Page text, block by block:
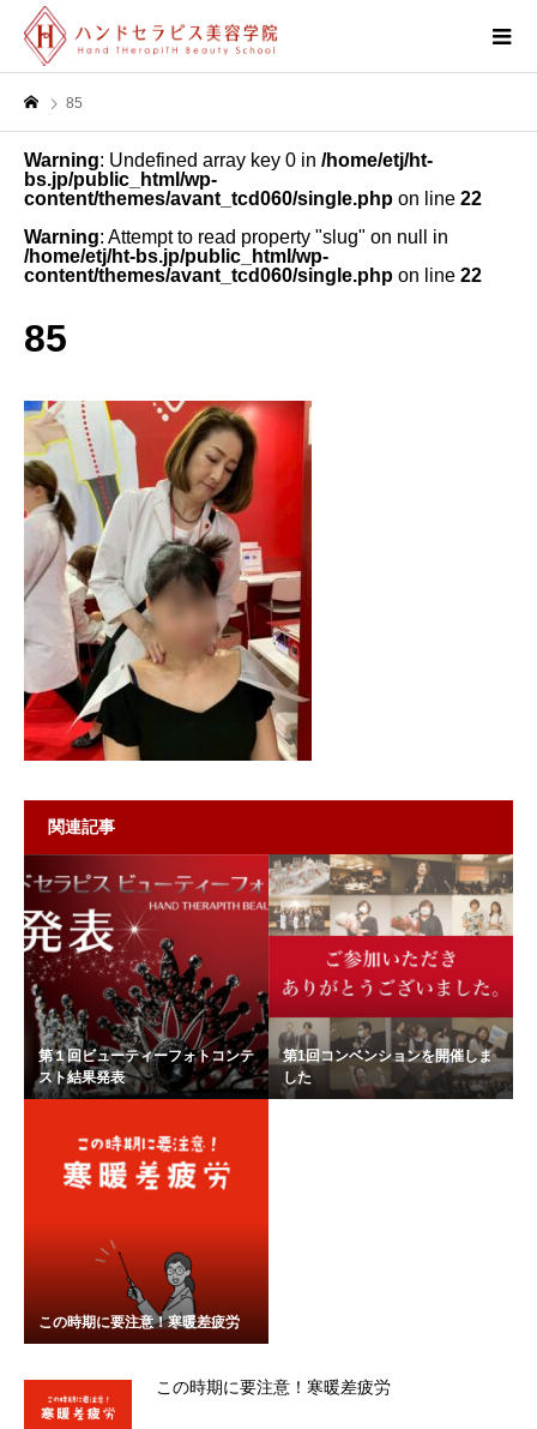
85
Warning: Undefined array key 0 in /home/etj/ht-
bs.jp/public_html/wp-
content/themes/avant_tcd060/single.php on line 22
Warning: Attempt to read property "slug" on null in
/home/etj/ht-bs.jp/public_html/wp-
content/themes/avant_tcd060/single.php on line 22
85
関連記事
第１回ビューティーフォトコンテ
スト結果発表
第1回コンベンションを開催しま
した
この時期に要注意！寒暖差疲労
この時期に要注意！寒暖差疲労